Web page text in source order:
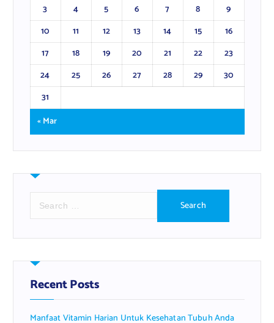
3
4 5 6 7 8
9
10
11 12 13 14 15
16
17
18 19 20 21 22
23
24
25 26 27 28 29
30
31
« Mar
r
h
f
o
:
Recent Posts
Manfaat Vitamin Harian Untuk Kesehatan Tubuh Anda